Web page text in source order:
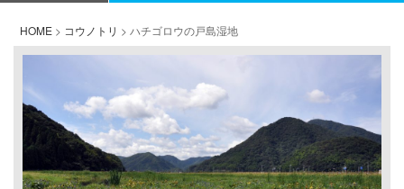
HOME > コウノトリ > ハチゴロウの戸島湿地